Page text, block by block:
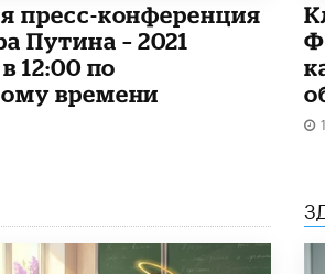
пресс-конференция
Путина – 2021
12:00 по
времени